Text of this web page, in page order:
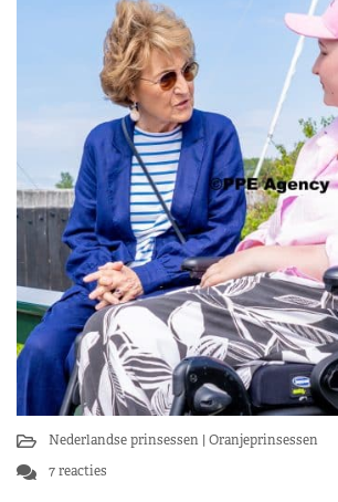
Nederlandse prinsessen Oranjeprinsessen
7 reacties